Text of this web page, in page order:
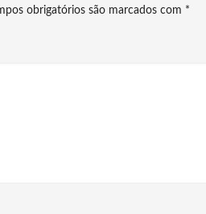
obrigatórios são marcados com *